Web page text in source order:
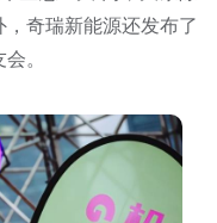
粉狂欢盛会就是奇瑞
奇瑞新能源还发布了
会。